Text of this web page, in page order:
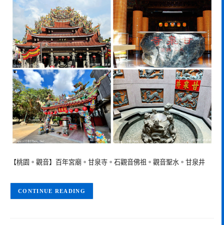
【桃園。觀音】百年宮廟。甘泉寺。石觀音佛祖。觀音聖水。甘泉井
CONTINUE READING